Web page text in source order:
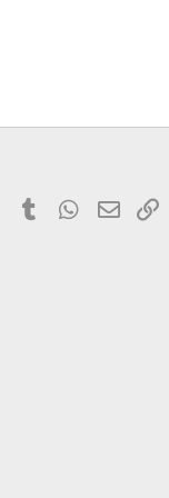
PinterestTumblr WhatsApp
E-mail